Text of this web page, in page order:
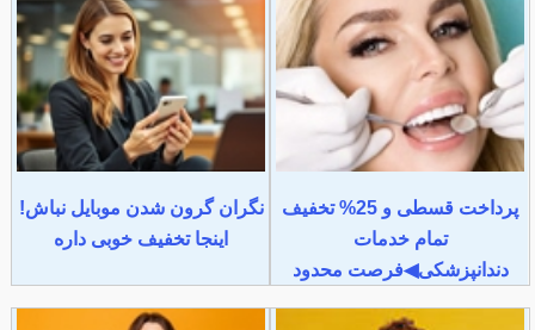
پرداخت قسطی و 25% تخفیف
تمام خدمات
دندانپزشکی◀فرصت محدود
نگران گرون شدن موبایل نباش!
اینجا تخفیف خوبی داره